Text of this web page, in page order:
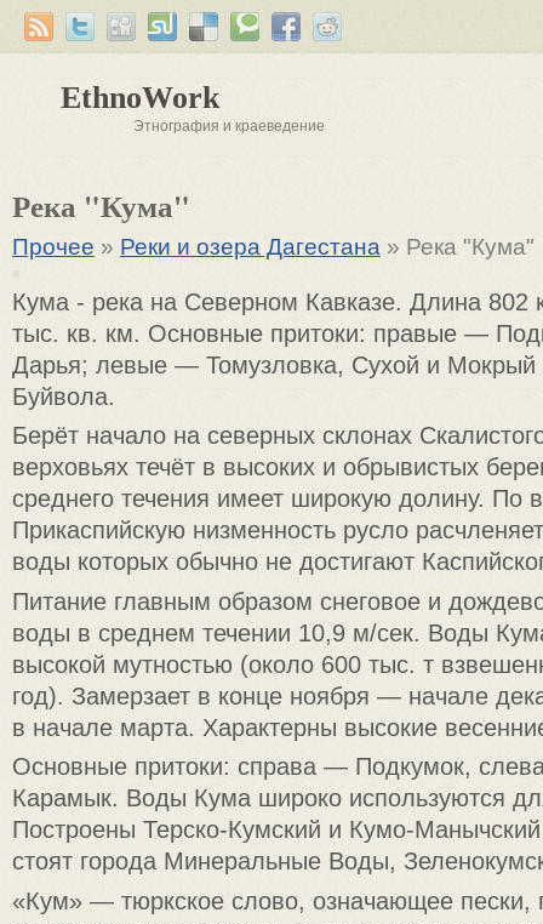
EthnoWork
Этнография и краеведение
Река "Кума"
Прочее » Реки и озера Дагестана » Река "Кума"
Кума - река на Северном Кавказе. Длина 802
тыс. кв. км. Основные притоки: правые —
Дарья; левые — Томузловка, Сухой и Мокрый
Буйвола.
Берёт начало на северных склонах
верховьях течёт в высоких и обрывистых
среднего течения имеет широкую долину. По
Прикаспийскую низменность русло
воды которых обычно не достигают
Питание главным образом снеговое и
воды в среднем течении 10,9 м/сек. Воды
высокой мутностью (около 600 тыс. т
год). Замерзает в конце ноября — начале
в начале марта. Характерны высокие
Основные притоки: справа — Подкумок,
Карамык. Воды Кума широко используются
Построены Терско-Кумский и Кумо-
стоят города Минеральные Воды,
«Кум» — тюркское слово, означающее пески,